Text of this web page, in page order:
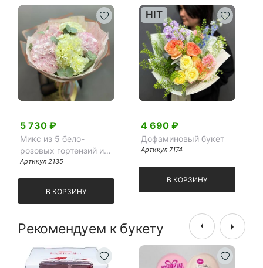
5 730 ₽
Микс из 5 бело-
розовых гортензий и
эвкалипта
Артикул 2135
В КОРЗИНУ
HIT
4 690 ₽
Дофаминовый букет
Артикул 7174
В КОРЗИНУ
Рекомендуем к букету